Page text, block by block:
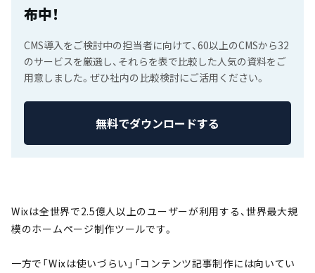
布中！
CMS導入をご検討中の担当者に向けて、60以上のCMSから32
のサービスを厳選し、それらを表で比較した人気の資料をご
用意しました。ぜひ社内の比較検討にご活用ください。
無料でダウンロードする
Wixは全世界で2.5億人以上のユーザーが利用する、世界最大規
模のホームページ制作ツールです。
一方で「Wixは使いづらい」「コンテンツ記事制作には向いてい